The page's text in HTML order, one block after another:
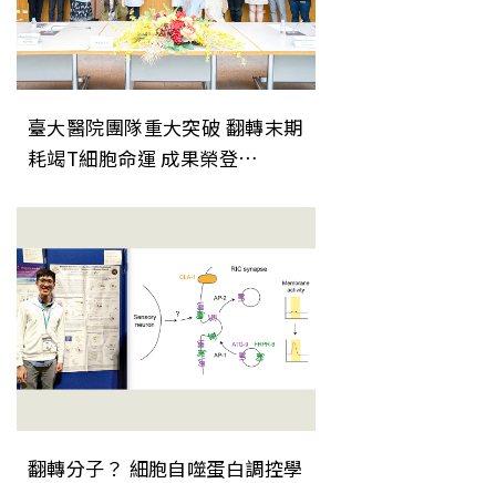
臺大醫院團隊重大突破 翻轉末期
耗竭T細胞命運 成果榮登
翻轉分子？ 細胞自噬蛋白調控學